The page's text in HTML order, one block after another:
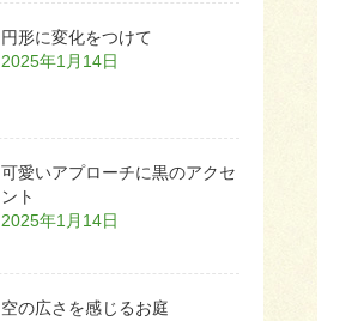
円形に変化をつけて
2025年1月14日
可愛いアプローチに黒のアクセ
ント
2025年1月14日
空の広さを感じるお庭